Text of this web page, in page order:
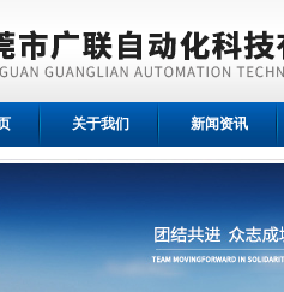
关于我们 新闻资讯